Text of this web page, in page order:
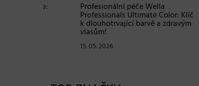
Profesionální péče Wella
Professionals Ultimate Color: Klíč
k dlouhotrvající barvě a zdravým
vlasům!
15. 05. 2026